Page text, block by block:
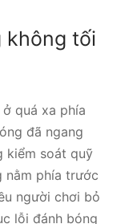
không tối
quá xa phía
đã ngang
kiểm soát quỹ
nằm phía trước
người chơi bỏ
lỗi đánh bóng